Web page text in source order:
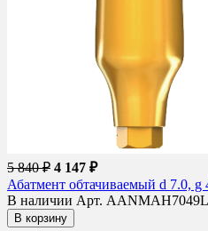
5 840 ₽ 4 147 ₽
Абатмент обтачиваемый d 7.0,
В наличии Арт. AANMAH7049L
В корзину